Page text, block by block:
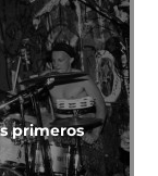
primeros